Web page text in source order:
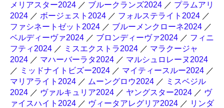
メリアスター2024 ／ ブルークランズ2024 ／ プラムアリ
2024 ／ ボージェスト2024 ／ フォルステライト2024 ／
ファシネートゼット2024 ／ ブルーメンクローネ2024 ／
ベルディーヴァ2024 ／ ブロンディーヴァ2024 ／ フィニ
フティ2024 ／ ミスエクストラ2024 ／ マラクージャ
2024 ／ マハーバーラタ2024 ／ マルシュロレーヌ2024
／ ミッドナイトビズー2024 ／ マイティースルー2024 ／
マリアライト2024 ／ ムーングロウ2024 ／ ミスベジル
2024 ／ ヴァルキュリア2024 ／ ヤングスター2024 ／ ヴ
ァイスハイト2024 ／ ヴィータアレグリア2024 ／ リンダ